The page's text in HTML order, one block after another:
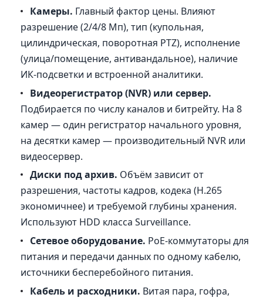
Камеры. Главный фактор цены. Влияют
разрешение (2/4/8 Мп), тип (купольная,
цилиндрическая, поворотная PTZ), исполнение
(улица/помещение, антивандальное), наличие
ИК-подсветки и встроенной аналитики.
Видеорегистратор (NVR) или сервер.
Подбирается по числу каналов и битрейту. На 8
камер — один регистратор начального уровня,
на десятки камер — производительный NVR или
видеосервер.
Диски под архив. Объём зависит от
разрешения, частоты кадров, кодека (H.265
экономичнее) и требуемой глубины хранения.
Используют HDD класса Surveillance.
Сетевое оборудование. PoE-коммутаторы для
питания и передачи данных по одному кабелю,
источники бесперебойного питания.
Кабель и расходники. Витая пара, гофра,